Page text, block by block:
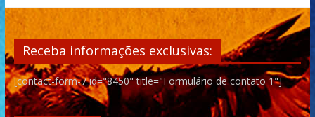
Receba informações exclusivas:
[contact-form-7 id="8450" title="Formulário de contato 1"]